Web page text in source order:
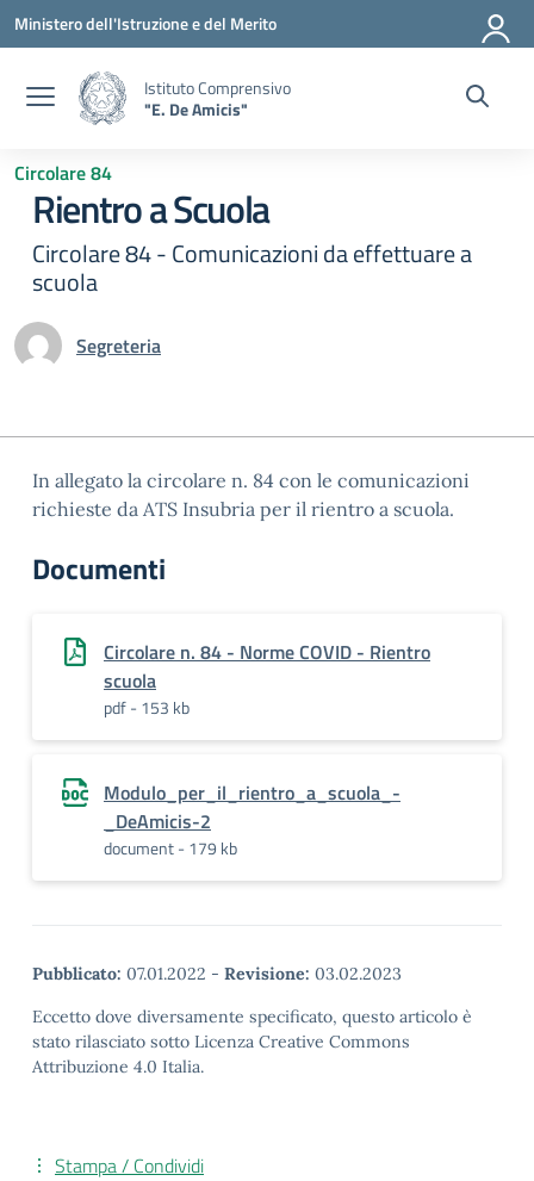
Vai ai contenuti
Vai al menu di navigazione
Vai al footer
Ministero dell'Istruzione e del Merito
Istituto Comprensivo
"E. De Amicis"
Circolare 84
Rientro a Scuola
Circolare 84 - Comunicazioni da effettuare a
scuola
Segreteria
In allegato la circolare n. 84 con le comunicazioni
richieste da ATS Insubria per il rientro a scuola.
Documenti
Circolare n. 84 - Norme COVID - Rientro
scuola
pdf - 153 kb
Modulo_per_il_rientro_a_scuola_-
_DeAmicis-2
document - 179 kb
Pubblicato: 07.01.2022 - Revisione: 03.02.2023
Eccetto dove diversamente specificato, questo articolo è
stato rilasciato sotto Licenza Creative Commons
Attribuzione 4.0 Italia.
Stampa / Condividi